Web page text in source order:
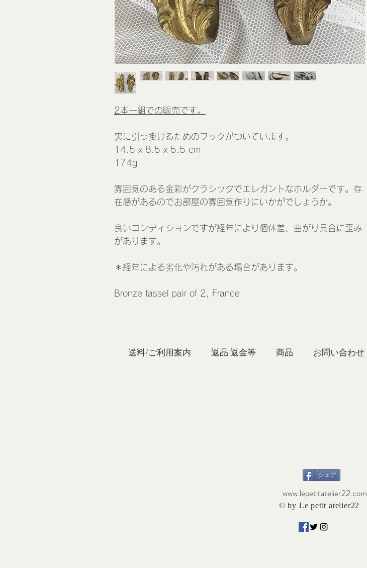
2本一組での販売です。
裏に引っ掛けるためのフックがついています。
14.5 x 8.5 x 5.5 cm
174g
雰囲気のある金彩がクラシックでエレガントなホルダーです。存
在感があるのでお部屋の雰囲気作りにいかがでしょうか。
良いコンディションですが経年により個体差、曲がり具合に歪み
があります。
＊経年による劣化や汚れがある場合があります。
Bronze tassel pair of 2, France
送料/ご利用案内 返品 返金等 商品 お問い合わせ
シェア
www.lepetitatelier22.com
© by Le petit atelier22